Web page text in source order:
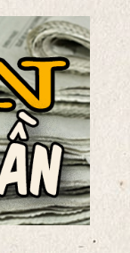
LADY OF
VIEW ALL